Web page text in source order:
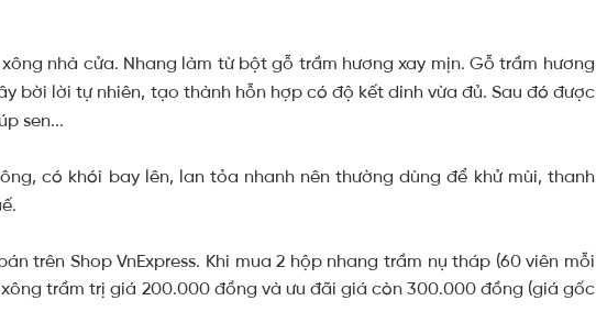
nhà cửa. Nhang làm từ bột gỗ trầm hương xay mịn. Gỗ trầm hương
bời lời tự nhiên, tạo thành hỗn hợp có độ kết dính vừa đủ. Sau đó được
sen...
có khói bay lên, lan tỏa nhanh nên thường dùng để khử mùi, thanh